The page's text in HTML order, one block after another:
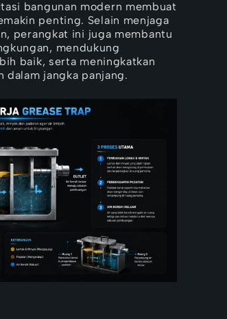
bangunan modern membuat
penting. Selain menjaga
perangkat ini juga membantu
mendukung
baik, serta meningkatkan
dalam jangka panjang.